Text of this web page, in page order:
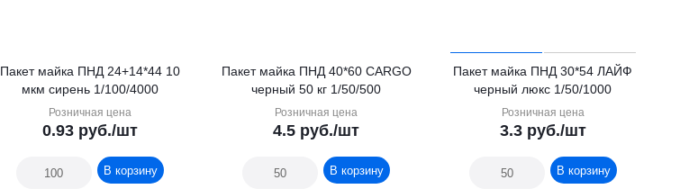
Пакет майка ПНД 24+14*44 10
мкм сирень 1/100/4000
Розничная цена
0.93руб./шт
В корзину
Пакет майка ПНД 40*60 CARGO
черный 50 кг 1/50/500
Розничная цена
4.5 руб./шт
В корзину
Пакет майка ПНД 30*54 ЛАЙФ
черный люкс 1/50/1000
Розничная цена
3.3руб./шт
В корзину